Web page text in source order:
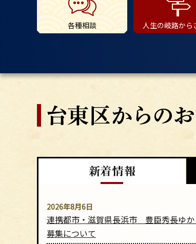
各種相談 人生の岐路から
情
報
2026年8月6日
連携都市・滋賀県長浜市 豊臣秀長ゆ
募集について